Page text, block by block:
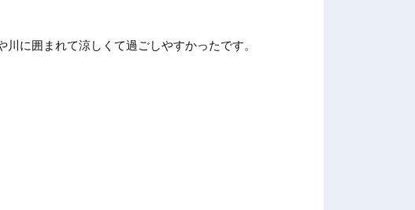
に囲まれて涼しくて過ごしやすかったです。